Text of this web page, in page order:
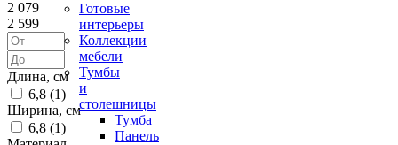
Готовые
интерьеры
Коллекции
мебели
Тумбы
и
столешницы
Тумба
Панель
2 079
2 599
Длина, см
6,8 (1)
Ширина, см
6,8 (1)